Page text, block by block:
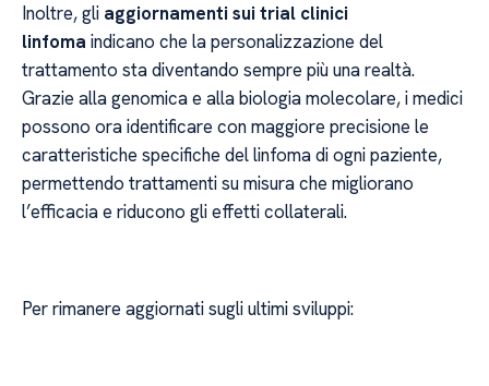
Inoltre, gli aggiornamenti sui trial clinici
linfoma indicano che la personalizzazione del
trattamento sta diventando sempre più una realtà.
Grazie alla genomica e alla biologia molecolare, i medici
possono ora identificare con maggiore precisione le
caratteristiche specifiche del linfoma di ogni paziente,
permettendo trattamenti su misura che migliorano
l’efficacia e riducono gli effetti collaterali.
Per rimanere aggiornati sugli ultimi sviluppi: